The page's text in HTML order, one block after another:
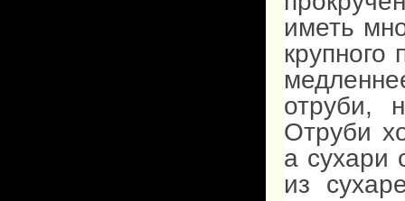
иметь
отруби,
Отруби
а сухари
из